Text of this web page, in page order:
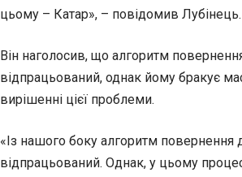
цьому – Катар», – повідомив Лубінець.
Він наголосив, що алгоритм
відпрацьований, однак йому бракує
вирішенні цієї проблеми.
«Із нашого боку алгоритм повернення
відпрацьований. Однак, у цьому